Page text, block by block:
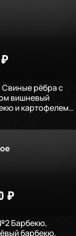
₽
Свиные рёбра с
вишневый
и картофелем
₽
Барбекю,
барбекю,